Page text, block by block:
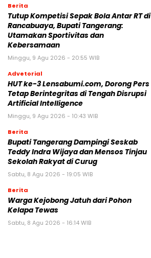
Berita
Tutup Kompetisi Sepak Bola Antar RT di
Rancabuaya, Bupati Tangerang:
Utamakan Sportivitas dan
Kebersamaan
Minggu, 9 Agu 2026 - 20:55 WIB
Advetorial
HUT ke-3 Lensabumi.com, Dorong Pers
Tetap Berintegritas di Tengah Disrupsi
Artificial Intelligence
Minggu, 9 Agu 2026 - 10:43 WIB
Berita
Bupati Tangerang Dampingi Seskab
Teddy Indra Wijaya dan Mensos Tinjau
Sekolah Rakyat di Curug
Sabtu, 8 Agu 2026 - 19:05 WIB
Berita
Warga Kejobong Jatuh dari Pohon
Kelapa Tewas
Sabtu, 8 Agu 2026 - 16:14 WIB